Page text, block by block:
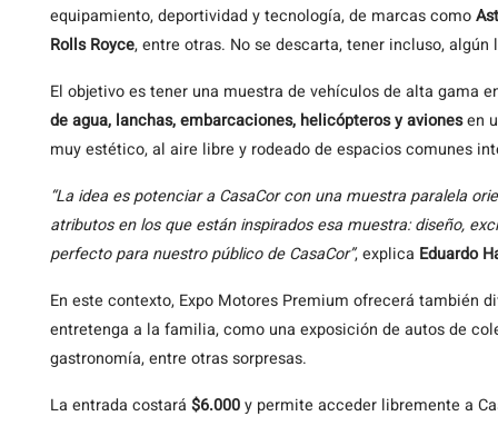
equipamiento, deportividad y tecnología, de marcas como
Rolls Royce, entre otras. No se descarta, tener incluso,
El objetivo es tener una muestra de vehículos de alta gama
de agua, lanchas, embarcaciones, helicópteros y avionesen
muy estético, al aire libre y rodeado de espacios comunes
“La idea es potenciar a CasaCor con una muestra paralela
atributos en los que están inspirados esa muestra: diseño,
perfecto para nuestro público de CasaCor”, explica Eduardo
En este contexto, Expo Motores Premium ofrecerá también
entretenga a la familia, como una exposición de autos de
gastronomía, entre otras sorpresas.
La entrada costará $6.000y permite acceder libremente a